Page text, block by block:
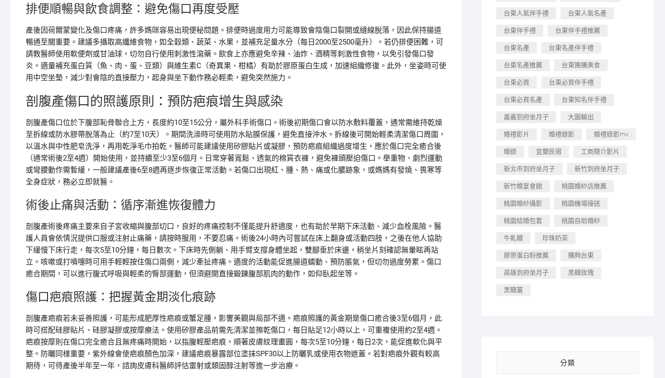
排便順暢與飲食調整：避免傷口再度受壓
產後因荷爾蒙變化及傷口疼痛，許多媽咪容易出現便秘問題。排便時過度用力可能導致會陰傷口裂開或縫線脫落，因此保持腸道
暢通至關重要。建議多攝取高纖維食物，如全穀類、蔬菜、水果，並補充足量水分（每日2000至2500毫升）。若仍排便困難，可
請教醫師使用軟便劑或甘油球，切勿自行使用刺激性瀉藥。飲食上亦應避免辛辣、油炸、酒精等刺激性食物，以免引發傷口發
炎。適量補充蛋白質（魚、肉、蛋、豆類）與維生素C（奇異果、柑橘）有助於膠原蛋白生成，加速組織修復。此外，坐姿時可使
用中空坐墊，減少對會陰的直接壓力，起身與坐下動作務必輕柔，避免突然施力。
剖腹產傷口的照護原則：預防疤痕增生與感染
剖腹產傷口位於下腹部恥骨聯合上方，長度約10至15公分，屬外科手術傷口。術後初期傷口會以防水敷料覆蓋，通常需維持乾燥
至拆線或防水膠帶脫落為止（約7至10天）。期間洗澡時可使用防水貼膜保護，避免直接沖水。拆線後可開始輕柔清潔傷口周圍，
以溫水與中性肥皂洗淨，再用乾淨毛巾拍乾。醫師可能建議使用矽膠貼片或凝膠，預防疤痕組織過度增生，應於傷口完全癒合後
（通常術後2至4週）開始使用，並持續至少3至6個月。日常穿著寬鬆、透氣的棉質衣褲，避免褲頭壓迫傷口。舉重物、劇烈運動
或彎腰動作需暫緩，一般建議產後6至8週再逐步恢復正常活動。若傷口出現紅、腫、熱、痛或化膿跡象，或媽媽有發燒、畏寒等
全身症狀，務必立即就醫。
術後止痛與活動：循序漸進恢復體力
剖腹產術後疼痛主要來自子宮收縮與腹部切口，良好的疼痛控制不僅能提升舒適度，也有助於早期下床活動、減少血栓風險。醫
護人員會依情況提供口服或注射止痛藥，請按時服用，不要忍痛。術後24小時內可嘗試在床上翻身或活動四肢，之後在他人協助
下緩慢下床行走，每次5至10分鐘，每日數次。下床時先側躺、用手臂支撐身體坐起，雙腳垂於床邊，稍坐片刻確認無暈眩再站
立。咳嗽或打噴嚏時可用手輕輕按住傷口兩側，減少牽扯疼痛。適度的活動能促進腸道蠕動、預防脹氣，但切勿過度勞累。傷口
癒合期間，可以進行腹式呼吸與輕柔的臀部運動，但須避開直接鍛鍊腹部肌肉的動作，如仰臥起坐等。
傷口疤痕照護：把握黃金期淡化痕跡
剖腹產疤痕若未妥善照護，可能形成肥厚性疤痕或蟹足腫，影響美觀與局部不適。疤痕照護的黃金期是傷口癒合後3至6個月，此
時可搭配硅膠貼片、硅膠凝膠或按摩療法。使用矽膠產品前需先清潔並擦乾傷口，每日貼足12小時以上，可重複使用約2至4週。
疤痕按摩則在傷口完全癒合且無疼痛時開始，以指腹輕壓疤痕，順著皮膚紋理畫圓，每次5至10分鐘，每日2次，能促進軟化與平
整。防曬同樣重要，紫外線會使疤痕顏色加深，建議疤痕暴露部位塗抹SPF30以上防曬乳或使用衣物遮蓋。若對疤痕外觀有較高
期待，可待產後半年至一年，諮詢皮膚科醫師評估雷射或類固醇注射等進一步治療。
台東人氣伴手禮 台東人氣名產
台東伴手禮 台東伴手禮推薦
台東名產 台東名產伴手禮
台東名產推薦 台東團購美食
台東必買 台東必買伴手禮
台東必買名產 台東知名伴手禮
嘉義到府坐月子 大圖輸出
婚禮影片 婚禮錄影 婚禮錄影mv
婚錄 宜蘭民宿 工商簡介影片
新北市到府坐月子 新竹到府坐月子
新竹婚宴會館 桃園婚紗店推薦
桃園婚紗攝影 桃園機場接送
桃園結婚包套 桃園自助婚紗
牛軋糖 珍珠奶茶
膠原蛋白粉推薦 購夠台東
高雄到府坐月子 黑糖玫瑰
黑糖薑
分類